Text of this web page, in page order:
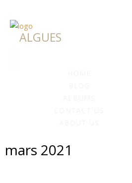
ALGUES
mars 2021